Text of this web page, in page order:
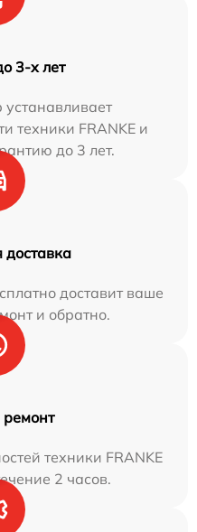
3-х лет
техники FRANKE и
до 3 лет.
доставка
доставит ваше
и обратно.
техники FRANKE
2 часов.